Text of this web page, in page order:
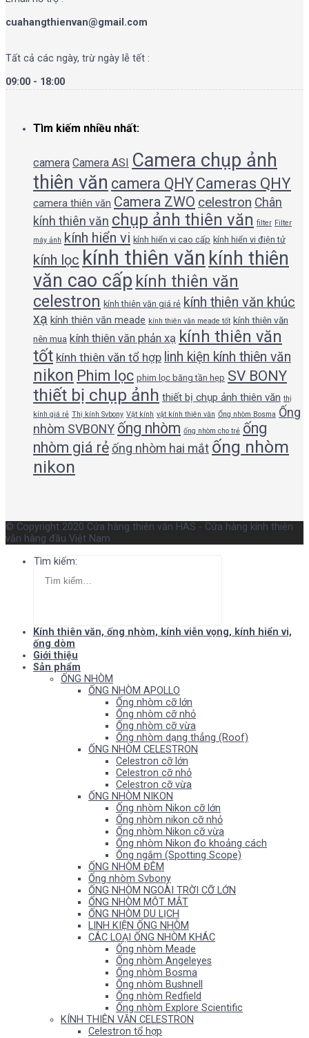
cuahangthienvan@gmail.com
Tất cả các ngày, trừ ngày lễ tết :
09:00 - 18:00
Tìm kiếm nhiều nhất:
camera Camera ASI Camera chụp ảnh
thiên văn camera QHY Cameras QHY
camera thiên văn Camera ZWO celestron Chân
kính thiên văn chụp ảnh thiên văn filter Filter
máy ảnh kính hiển vi kính hiển vi cao cấp kính hiển vi điện tử
kính lọc kính thiên văn kính thiên
văn cao cấp kính thiên văn
celestron kính thiên văn giá rẻ kính thiên văn khúc
xạ kính thiên văn meade kính thiên văn meade tốt kính thiên văn
nên mua kính thiên văn phản xạ kính thiên văn
tốt kính thiên văn tổ hợp linh kiện kính thiên văn
nikon Phim lọc phim lọc băng tần hẹp SV BONY
thiết bị chụp ảnh thiết bị chụp ảnh thiên văn thị
kính giá rẻ Thị kính Svbony Vật kính vật kính thiên văn Ống nhòm Bosma Ống
nhòm SVBONY ống nhòm ống nhòm cho trẻ ống
nhòm giá rẻ ống nhòm hai mắt ống nhòm
nikon
© Copyright 2020 Cửa hàng thiên văn HAS - Cửa hàng kính thiên
văn hàng đầu Việt Nam
Tìm kiếm:
Kính thiên văn, ống nhòm, kính viễn vọng, kính hiển vi,
ống dòm
Giới thiệu
Sản phẩm
ỐNG NHÒM
ỐNG NHÒM APOLLO
Ống nhòm cỡ lớn
Ống nhòm cỡ nhỏ
Ống nhòm cỡ vừa
Ống nhòm dạng thẳng (Roof)
ỐNG NHÒM CELESTRON
Celestron cỡ lớn
Celestron cỡ nhỏ
Celestron cỡ vừa
ỐNG NHÒM NIKON
Ống nhòm Nikon cỡ lớn
Ống nhòm nikon cỡ nhỏ
Ống nhòm Nikon cỡ vừa
Ống nhòm Nikon đo khoảng cách
Ống ngắm (Spotting Scope)
ỐNG NHÒM ĐÊM
Ống nhòm Svbony
ỐNG NHÒM NGOÀI TRỜI CỠ LỚN
ỐNG NHÒM MỘT MẮT
ỐNG NHÒM DU LỊCH
LINH KIỆN ỐNG NHÒM
CÁC LOẠI ỐNG NHÒM KHÁC
Ống nhòm Meade
Ống nhòm Angeleyes
Ống nhòm Bosma
Ống nhòm Bushnell
Ống nhòm Redfield
Ống nhòm Explore Scientific
KÍNH THIÊN VĂN CELESTRON
Celestron tổ hợp